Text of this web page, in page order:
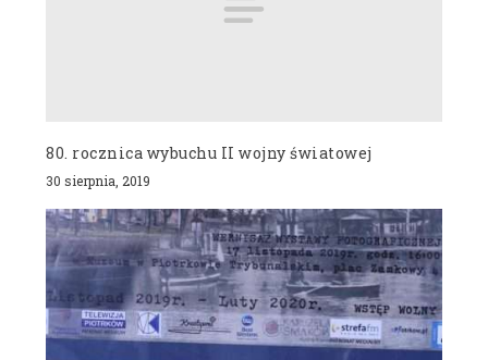
80. rocznica wybuchu II wojny światowej
30 sierpnia, 2019